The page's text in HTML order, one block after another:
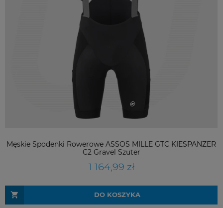
Męskie Spodenki Rowerowe ASSOS MILLE GTC KIESPANZER
C2 Gravel Szuter
1 164,99 zł
DO KOSZYKA